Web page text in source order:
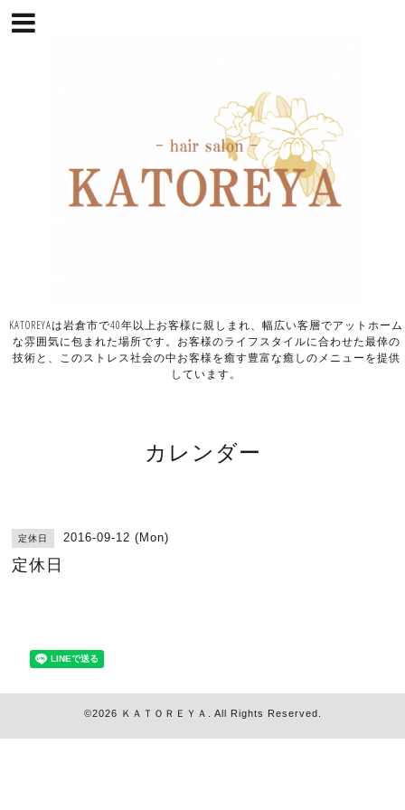
KATOREYAは岩倉市で40年以上お客様に親しまれ、幅広い客層でアットホーム
な雰囲気に包まれた場所です。お客様のライフスタイルに合わせた最倖の
技術と、このストレス社会の中お客様を癒す豊富な癒しのメニューを提供
しています。
カレンダー
定休日 2016-09-12 (Mon)
定休日
©2026 ＫＡＴＯＲＥＹＡ . All Rights Reserved.